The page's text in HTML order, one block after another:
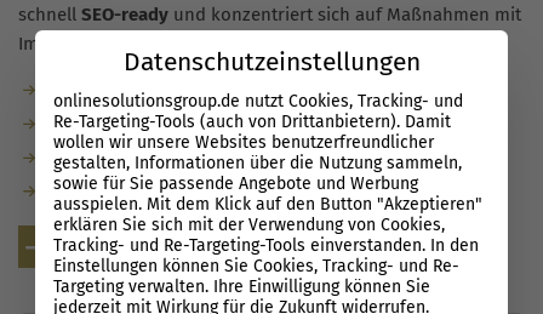
schnell SEO-ready und konzentriert sich auf Maßnahmen mit
Impact.
Automatisierte Checks statt Routineaufgaben.
Entscheidungen auf Basis echter Daten.
Höhere Effizienz über alle Prozesse.
Transparenz und Enablement im gesamten Team.
Kostenlose Beratung
Datenschutzeinstellungen
onlinesolutionsgroup.de nutzt Cookies, Tracking- und
Re-Targeting-Tools (auch von Drittanbietern). Damit
wollen wir unsere Websites benutzerfreundlicher
gestalten, Informationen über die Nutzung sammeln,
sowie für Sie passende Angebote und Werbung
ausspielen. Mit dem Klick auf den Button "Akzeptieren"
erklären Sie sich mit der Verwendung von Cookies,
Tracking- und Re-Targeting-Tools einverstanden. In den
Einstellungen können Sie Cookies, Tracking- und Re-
Targeting verwalten. Ihre Einwilligung können Sie
jederzeit mit Wirkung für die Zukunft widerrufen.